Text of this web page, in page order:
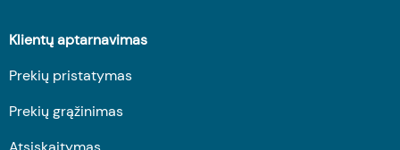
Klientų aptarnavimas
Prekių pristatymas
Prekių grąžinimas